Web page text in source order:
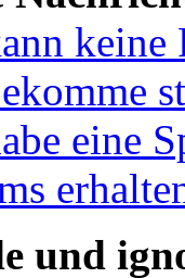
keine
eine
und